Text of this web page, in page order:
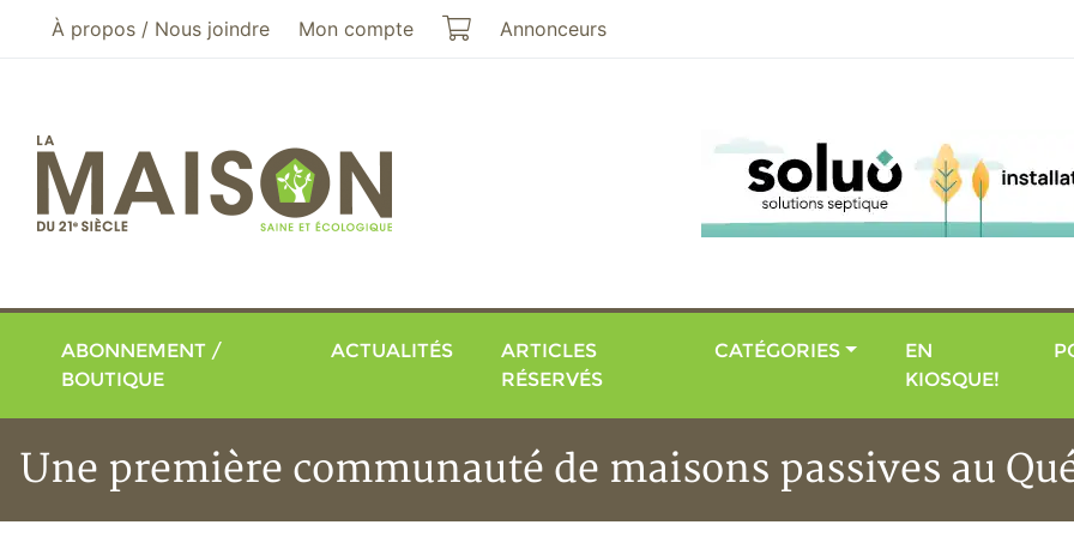
Aller au menu principal
Aller au contenu principal
À propos / Nous joindre Mon compte Mon panier
Annonceurs
ABONNEMENT /
BOUTIQUE
ACTUALITÉS
ARTICLES
RÉSERVÉS
CATÉGORIES
EN
KIOSQUE!
Une première communauté de maisons passives au